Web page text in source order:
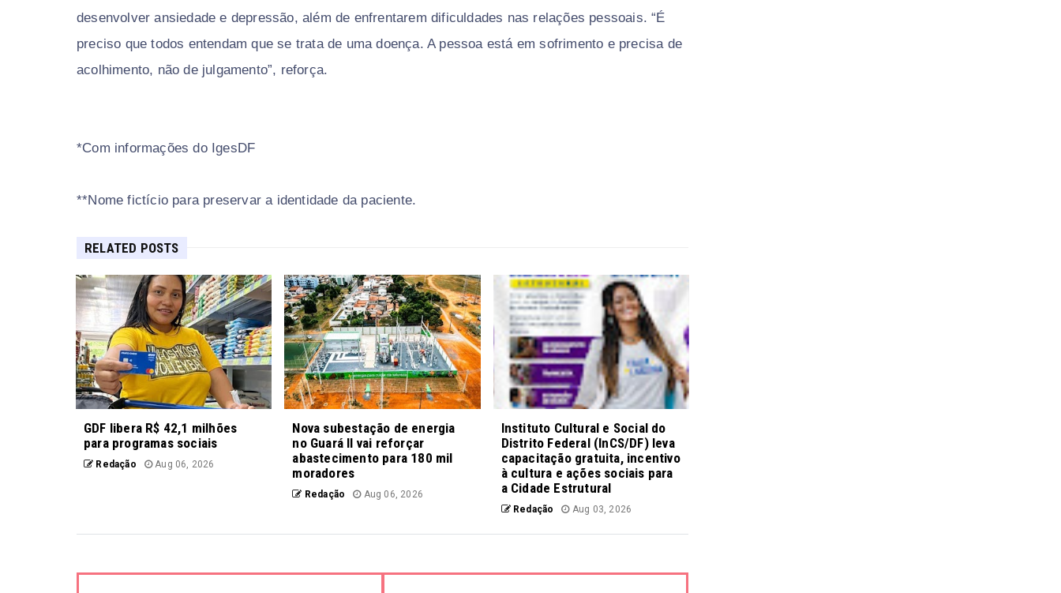
desenvolver ansiedade e depressão, além de enfrentarem dificuldades nas relações pessoais. “É
preciso que todos entendam que se trata de uma doença. A pessoa está em sofrimento e precisa de
acolhimento, não de julgamento”, reforça.
*Com informações do IgesDF
**Nome fictício para preservar a identidade da paciente.
RELATED POSTS
GDF libera R$ 42,1 milhões
para programas sociais
Redação Aug 06, 2026
Nova subestação de energia
no Guará II vai reforçar
abastecimento para 180 mil
moradores
Redação Aug 06, 2026
Instituto Cultural e Social do
Distrito Federal (InCS/DF) leva
capacitação gratuita, incentivo
à cultura e ações sociais para
a Cidade Estrutural
Redação Aug 03, 2026